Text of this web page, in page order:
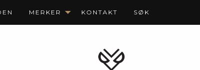
MERKER KONTAKT SØK